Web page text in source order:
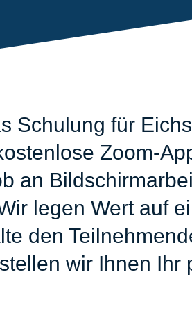
Schulung für
Zoom-
an
legen Wert auf
den
wir Ihnen Ihr